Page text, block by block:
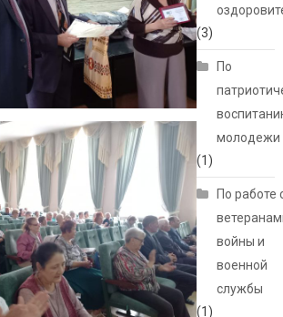
(3)
По
молодежи
(1)
По работе
войны и
военной
службы
(1)